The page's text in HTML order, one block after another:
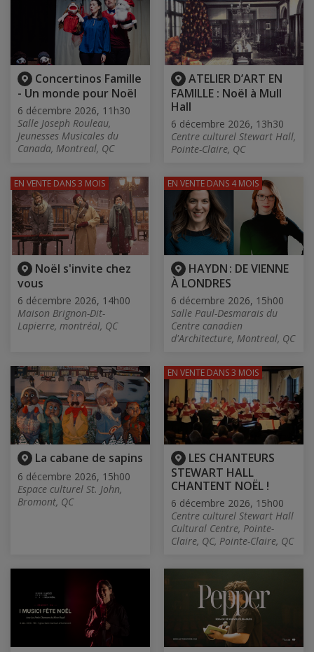
Concertinos Famille
- Un monde pour Noël
6 décembre 2026, 11h30
Salle Joseph Rouleau,
Jeunesses Musicales du
Canada, Montreal, QC
ATELIER D’ART EN
FAMILLE : Noël à Mull
Hall
6 décembre 2026, 13h30
Centre culturel Stewart Hall,
Pointe-Claire, QC
Noël s'invite chez
vous
6 décembre 2026, 14h00
Maison Brignon-Dit-
Lapierre, montréal, QC
EN VENTE DANS 3 MOIS
HAYDN : DE VIENNE
À LONDRES
6 décembre 2026, 15h00
Salle Paul-Desmarais du
Centre canadien
d'Architecture, Montreal, QC
EN VENTE DANS 4 MOIS
La cabane de sapins
6 décembre 2026, 15h00
Espace culturel St. John,
Bromont, QC
LES CHANTEURS
STEWART HALL
CHANTENT NOËL !
6 décembre 2026, 15h00
Centre culturel Stewart Hall
Cultural Centre, Pointe-
Claire, QC, Pointe-Claire, QC
EN VENTE DANS 3 MOIS